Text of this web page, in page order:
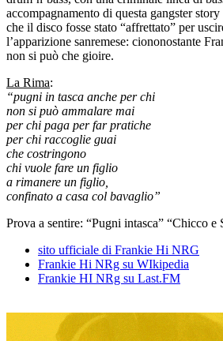
accompagnamento di questa gangster
che il disco fosse stato “affrettato” per
l’apparizione sanremese: ciononostante
non si può che gioire.
La Rima:
“pugni in tasca anche per chi
non si può ammalare mai
per chi paga per far pratiche
per chi raccoglie guai
che costringono
chi vuole fare un figlio
a rimanere un figlio,
confinato a casa col bavaglio”
Prova a sentire: “Pugni intasca” “Chicco e
sito ufficiale di Frankie Hi NRG
Frankie Hi NRg su WIkipedia
Frankie HI NRg su Last.FM